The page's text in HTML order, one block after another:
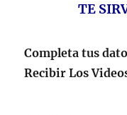
TE
Completa tus
Recibir Los